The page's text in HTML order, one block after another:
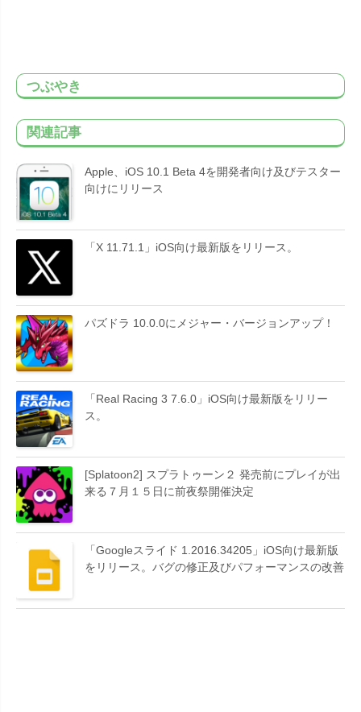
つぶやき
関連記事
Apple、iOS 10.1 Beta 4を開発者向け及びテスター
向けにリリース
「X 11.71.1」iOS向け最新版をリリース。
パズドラ 10.0.0にメジャー・バージョンアップ！
「Real Racing 3 7.6.0」iOS向け最新版をリリー
ス。
[Splatoon2] スプラトゥーン２ 発売前にプレイが出
来る７月１５日に前夜祭開催決定
「Googleスライド 1.2016.34205」iOS向け最新版
をリリース。バグの修正及びパフォーマンスの改善